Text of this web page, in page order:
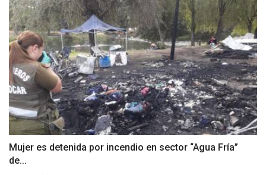
Mujer es detenida por incendio en sector “Agua Fría”
de...